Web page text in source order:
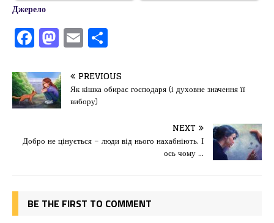
Джерело
F
a
c
e
b
o
o
M
a
st
o
d
o
n
E
m
ai
l
іл
и
ис
я
PREVIOUS
Як кішка обирає господаря (і духовне значення її
вибору)
NEXT
Добро не цінується – люди від нього нахабніють. І
ось чому …
BE THE FIRST TO COMMENT